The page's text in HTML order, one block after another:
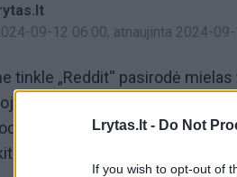
Lrytas.lt - Do Not
If you wish to opt-out of
09-12 06:00, atnaujinta 2024-
tinkle „Reddit“ pasirodė
savo ypatingą meilę
mėgaujasi vynuogėmis,
kaip meškėnas saugo savo